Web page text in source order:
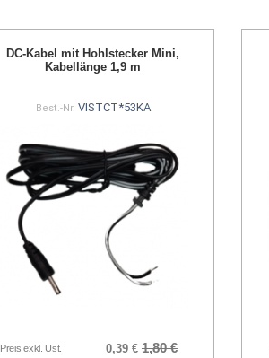
DC-Kabel mit Hohlstecker Mini,
Kabellänge 1,9 m
Best.-Nr. VISTCT*53KA
Preis exkl. Ust. 0,39 € 1,80 €